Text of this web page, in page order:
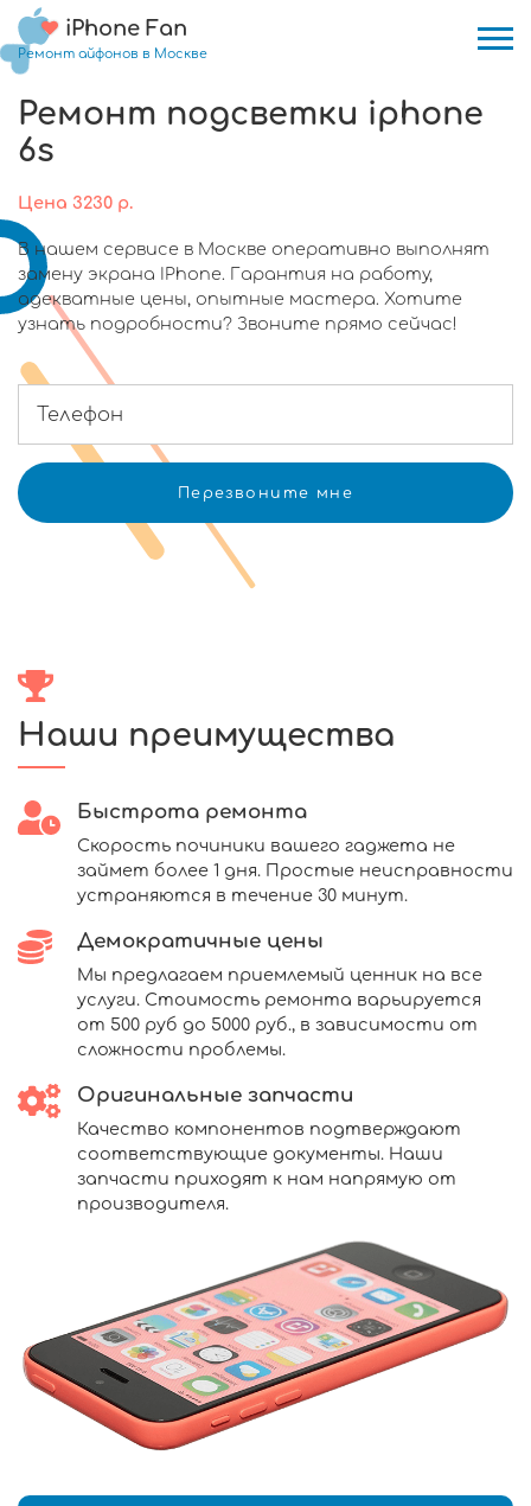
iPhone Fan
Ремонт айфонов в Москве
Ремонт подсветки iphone
6s
Цена 3230 р.
В нашем сервисе в Москве оперативно выполнят
замену экрана IPhone. Гарантия на работу,
адекватные цены, опытные мастера. Хотите
узнать подробности? Звоните прямо сейчас!
Наши преимущества
Быстрота ремонта
Скорость починики вашего гаджета не
займет более 1 дня. Простые неисправности
устраняются в течение 30 минут.
Демократичные цены
Мы предлагаем приемлемый ценник на все
услуги. Стоимость ремонта варьируется
от 500 руб до 5000 руб., в зависимости от
сложности проблемы.
Оригинальные запчасти
Качество компонентов подтверждают
соответствующие документы. Наши
запчасти приходят к нам напрямую от
производителя.